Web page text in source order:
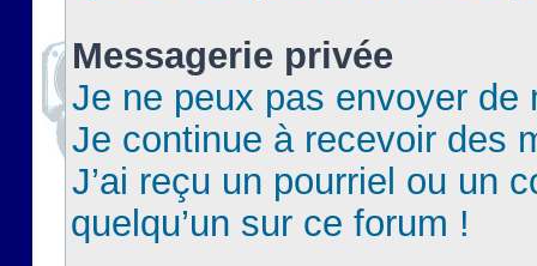
Messagerie privée
Je ne peux pas envoyer de
Je continue à recevoir des
J’ai reçu un pourriel ou un
quelqu’un sur ce forum !